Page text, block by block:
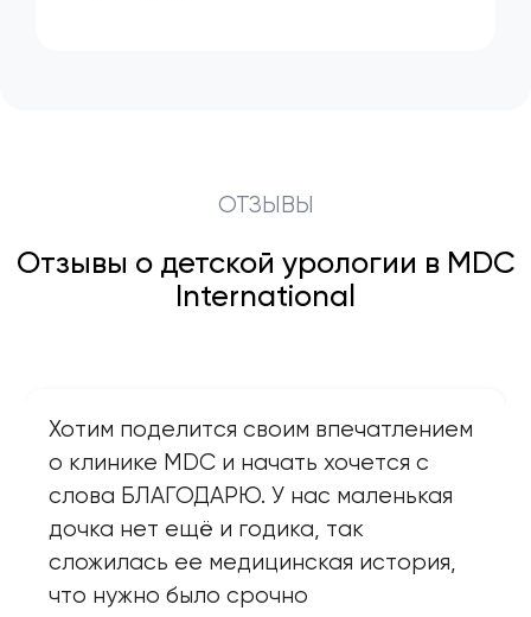
ОТЗЫВЫ
Отзывы о детской урологии в MDC
International
Хотим поделится своим впечатлением
о клинике MDC и начать хочется с
слова БЛАГОДАРЮ. У нас маленькая
дочка нет ещё и годика, так
сложилась ее медицинская история,
что нужно было срочно